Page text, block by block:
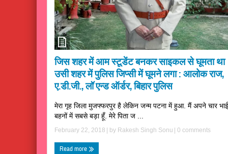
जिस शहर में आम स्टूडेंट बनकर साइकल से घूमता था
उसी शहर में पुलिस जिप्सी में घूमने लगा : आलोक राज,
ए.डी.जी., लॉ एन्ड ऑर्डर, बिहार पुलिस
मेरा गृह जिला मुजफ्फरपुर है लेकिन जन्म पटना में हुआ. मैं अपने चार भाई
बहनों में सबसे बड़ा हूँ. मेरे पिता ज ...
February 22, 2018 | by Rakesh Singh Sonu 0 comments
Read more